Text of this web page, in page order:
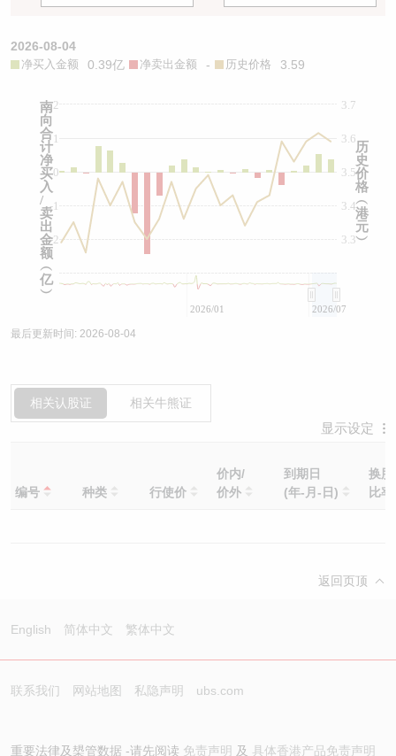
2026-08-04
净买入金额 0.39亿 净卖出金额 - 历史价格 3.59
0
-2
-1
1
2
3.6
3.3
3.4
3.5
3.7
2026/01 2026/07
南
向
合
计
净
买
入
/
卖
出
金
额
︵
亿
︶
历
史
价
格
︵
港
元
︶
最后更新时间: 2026-08-04
相关认股证 相关牛熊证
显示设定
编号 种类 行使价
价内/
价外
到期日
(年-月-日)
换股
比率
返回页顶
English 简体中文 繁体中文
联系我们 网站地图 私隐声明 ubs.com
重要法律及槼管数据 -请先阅读 免责声明 及 具体香港产品免责声明